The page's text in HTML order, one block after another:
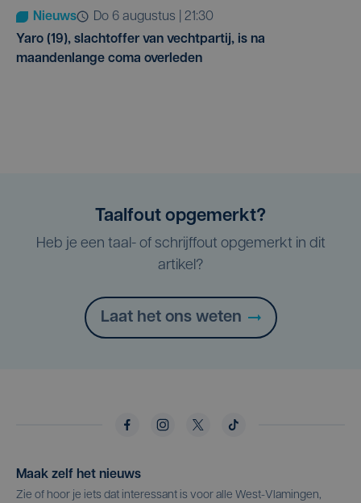
Nieuws
do 6 augustus | 21:30
Yaro (19), slachtoffer van vechtpartij, is na
maandenlange coma overleden
Taalfout opgemerkt?
Heb je een taal- of schrijffout opgemerkt in dit
artikel?
Laat het ons weten
Maak zelf het nieuws
Zie of hoor je iets dat interessant is voor alle West-Vlamingen,